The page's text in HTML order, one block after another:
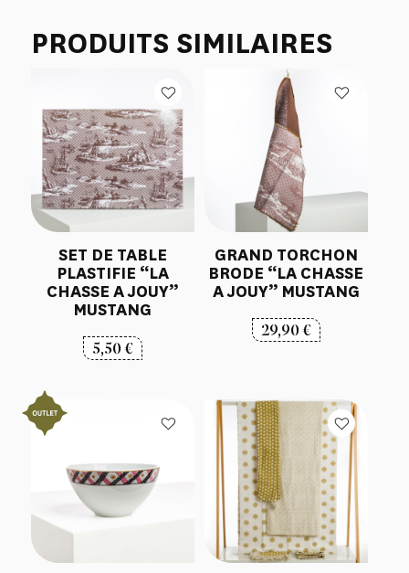
PRODUITS SIMILAIRES
SET DE TABLE
PLASTIFIE “LA
CHASSE A JOUY”
MUSTANG
5,50€
GRAND TORCHON
BRODE “LA CHASSE
A JOUY” MUSTANG
29,90€